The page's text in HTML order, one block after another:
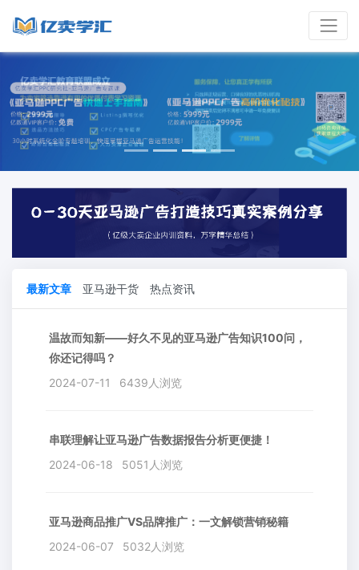
最新文章 亚马逊干货 热点资讯
温故而知新——好久不见的亚马逊广告知识100问，
你还记得吗？
2024-07-11
6439人浏览
串联理解让亚马逊广告数据报告分析更便捷！
2024-06-18
5051人浏览
亚马逊商品推广VS品牌推广：一文解锁营销秘籍
2024-06-07
5032人浏览